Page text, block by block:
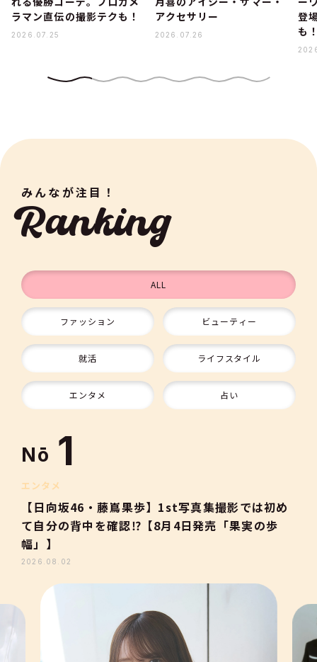
ラマン直伝の撮影テクも！
2026.07.25
アクセサリー
2026.07.26
登
も
みんなが注目！
Ranking
ALL
ファッション ビューティー
就活 ライフスタイル
エンタメ 占い
Nō
9
10
1
2
3
4
5
エンタメ
【日向坂46・藤嶌果歩】1st写真集撮影では初め
て自分の背中を確認⁉【8月4日発売「果実の歩
幅」】
2026.08.02